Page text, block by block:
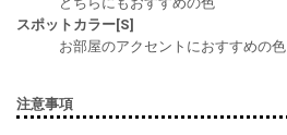
スポットカラー[S]
お部屋のアクセントにおすすめの色
注意事項